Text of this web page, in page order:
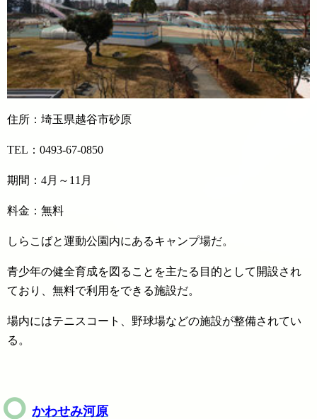
住所：埼玉県越谷市砂原
TEL：0493-67-0850
期間：4月～11月
料金：無料
しらこばと運動公園内にあるキャンプ場だ。
青少年の健全育成を図ることを主たる目的として開設され
ており、無料で利用をできる施設だ。
場内にはテニスコート、野球場などの施設が整備されてい
る。
かわせみ河原